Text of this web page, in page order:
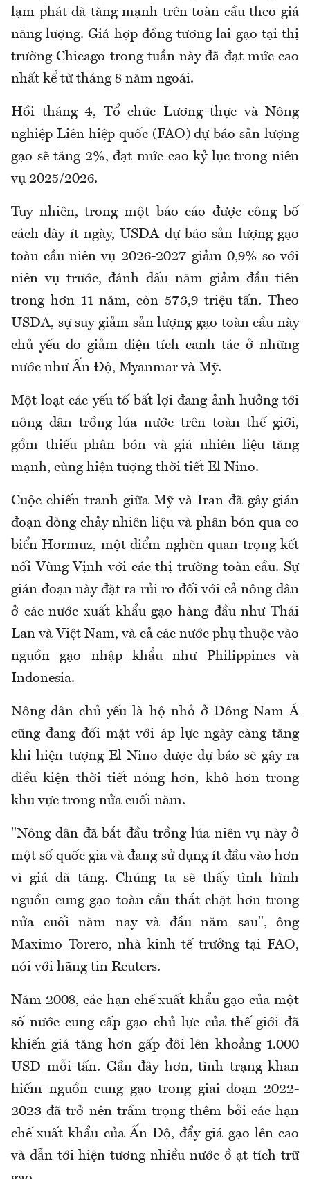
lạm phát đã tăng mạnh trên toàn cầu theo giá
năng lượng. Giá hợp đồng tương lai gạo tại thị
trường Chicago trong tuần này đã đạt mức cao
nhất kể từ tháng 8 năm ngoái.
Hồi tháng 4, Tổ chức Lương thực và Nông
nghiệp Liên hiệp quốc (FAO) dự báo sản lượng
gạo sẽ tăng 2%, đạt mức cao kỷ lục trong niên
vụ 2025/2026.
Tuy nhiên, trong một báo cáo được công bố
cách đây ít ngày, USDA dự báo sản lượng gạo
toàn cầu niên vụ 2026-2027 giảm 0,9% so với
niên vụ trước, đánh dấu năm giảm đầu tiên
trong hơn 11 năm, còn 573,9 triệu tấn. Theo
USDA, sự suy giảm sản lượng gạo toàn cầu này
chủ yếu do giảm diện tích canh tác ở những
nước như Ấn Độ, Myanmar và Mỹ.
Một loạt các yếu tố bất lợi đang ảnh hưởng tới
nông dân trồng lúa nước trên toàn thế giới,
gồm thiếu phân bón và giá nhiên liệu tăng
mạnh, cùng hiện tượng thời tiết El Nino.
Cuộc chiến tranh giữa Mỹ và Iran đã gây gián
đoạn dòng chảy nhiên liệu và phân bón qua eo
biển Hormuz, một điểm nghẽn quan trọng kết
nối Vùng Vịnh với các thị trường toàn cầu. Sự
gián đoạn này đặt ra rủi ro đối với cả nông dân
ở các nước xuất khẩu gạo hàng đầu như Thái
Lan và Việt Nam, và cả các nước phụ thuộc vào
nguồn gạo nhập khẩu như Philippines và
Indonesia.
Nông dân chủ yếu là hộ nhỏ ở Đông Nam Á
cũng đang đối mặt với áp lực ngày càng tăng
khi hiện tượng El Nino được dự báo sẽ gây ra
điều kiện thời tiết nóng hơn, khô hơn trong
khu vực trong nửa cuối năm.
"Nông dân đã bắt đầu trồng lúa niên vụ này ở
một số quốc gia và đang sử dụng ít đầu vào hơn
vì giá đã tăng. Chúng ta sẽ thấy tình hình
nguồn cung gạo toàn cầu thắt chặt hơn trong
nửa cuối năm nay và đầu năm sau", ông
Maximo Torero, nhà kinh tế trưởng tại FAO,
nói với hãng tin Reuters.
Năm 2008, các hạn chế xuất khẩu gạo của một
số nước cung cấp gạo chủ lực của thế giới đã
khiến giá tăng hơn gấp đôi lên khoảng 1.000
USD mỗi tấn. Gần đây hơn, tình trạng khan
hiếm nguồn cung gạo trong giai đoạn 2022-
2023 đã trở nên trầm trọng thêm bởi các hạn
chế xuất khẩu của Ấn Độ, đẩy giá gạo lên cao
và dẫn tới hiện tương nhiều nước ồ ạt tích trữ